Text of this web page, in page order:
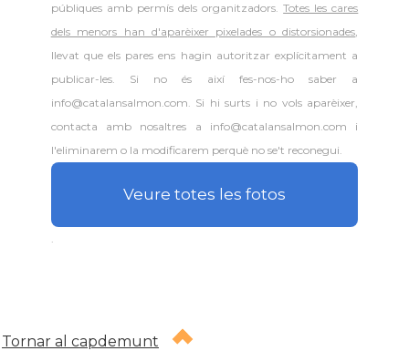
públiques amb permís dels organitzadors.Totes les cares
dels menors han d'aparèixer pixelades o distorsionades,
llevat que els pares ens hagin autoritzar explícitament a
publicar-les. Si no és així fes-nos-ho saber a
info@catalansalmon.com. Si hi surts i no vols aparèixer,
contacta amb nosaltres a info@catalansalmon.com i
l'eliminarem o la modificarem perquè no se't reconegui.
Veure totes les fotos
Tornar al capdemunt